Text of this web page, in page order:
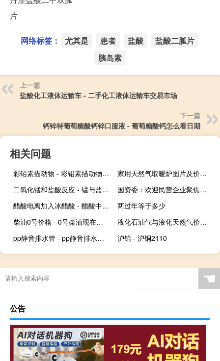
片
网络标签： 尤其是 患者 盐酸
盐酸二胍片
胰岛素
上一篇
盐酸化工液体运输车 - 二手化工液体运输车交易市场
下一篇
钙锌特葡萄糖酸钙锌口服液 - 葡萄糖酸钙怎么看日期
相关问题
彩铅素描动物 - 彩铅素描动物设计
家用天然气取暖炉图片及价格 - 家庭天然气取暖炉价格
二氧化锰和盐酸反应 - 锰与盐酸反应
国资委：欢迎民营企业聚焦关键核心技术卡脖子问题 加强与国企联合攻关
醋酸电离加入冰醋酸 - 醋酸中加入冰醋酸电离程度
两过年等于多少
柴油0号价格 - 0号柴油现在的价格是多少
液化石油气与液化天然气价格 - 天然气与液化气价格关系
pp静音排水管 - pp静音排水管厂家
沪铅 - 沪铜2110
☚
公告